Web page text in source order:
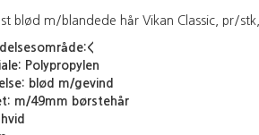
blød m/blandede hår Vikan Classic, pr/stk,
Polypropylen
blød m/gevind
m/49mm børstehår
hvid